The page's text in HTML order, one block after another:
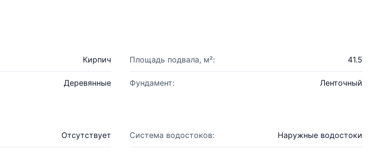
Кирпич Площадь подвала, м²: 41.5
Деревянные Фундамент: Ленточный
Отсутствует Система водостоков: Наружные водостоки